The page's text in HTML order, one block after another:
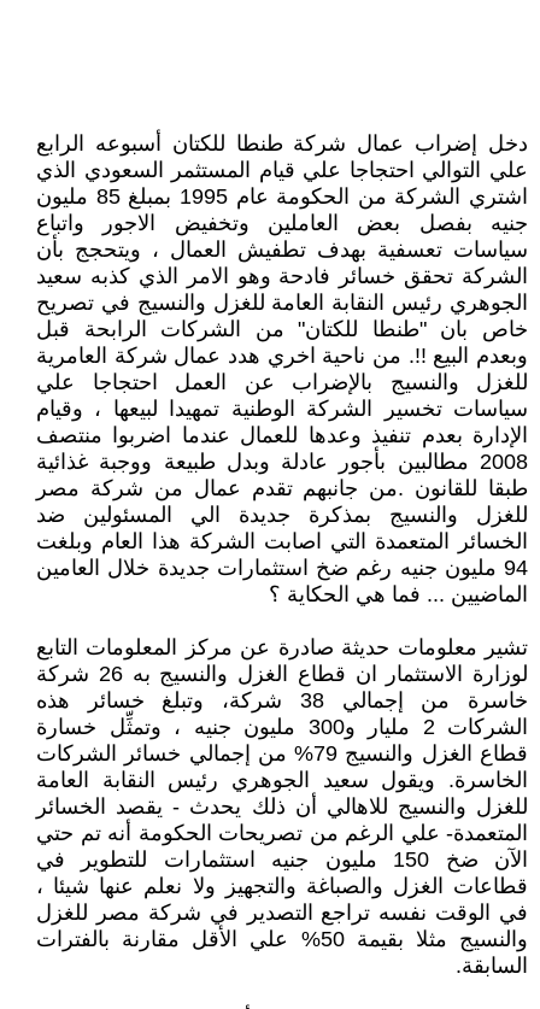
دخل إضراب عمال شركة طنطا للكتان أسبوعه الرابع
علي التوالي احتجاجا علي قيام المستثمر السعودي الذي
اشتري الشركة من الحكومة عام 1995 بمبلغ 85 مليون
جنيه بفصل بعض العاملين وتخفيض الاجور واتباع
سياسات تعسفية بهدف تطفيش العمال ، ويتحجج بأن
الشركة تحقق خسائر فادحة وهو الامر الذي كذبه سعيد
الجوهري رئيس النقابة العامة للغزل والنسيج في تصريح
خاص بان "طنطا للكتان" من الشركات الرابحة قبل
وبعدم البيع !!. من ناحية اخري هدد عمال شركة العامرية
للغزل والنسيج بالإضراب عن العمل احتجاجا علي
سياسات تخسير الشركة الوطنية تمهيدا لبيعها ، وقيام
الإدارة بعدم تنفيذ وعدها للعمال عندما اضربوا منتصف
2008 مطالبين بأجور عادلة وبدل طبيعة ووجبة غذائية
طبقا للقانون .من جانبهم تقدم عمال من شركة مصر
للغزل والنسيج بمذكرة جديدة الي المسئولين ضد
الخسائر المتعمدة التي اصابت الشركة هذا العام وبلغت
94 مليون جنيه رغم ضخ استثمارات جديدة خلال العامين
الماضيين ... فما هي الحكاية ؟
تشير معلومات حديثة صادرة عن مركز المعلومات التابع
لوزارة الاستثمار ان قطاع الغزل والنسيج به 26 شركة
خاسرة من إجمالي 38 شركة، وتبلغ خسائر هذه
الشركات 2 مليار و300 مليون جنيه ، وتمثِّل خسارة
قطاع الغزل والنسيج 79% من إجمالي خسائر الشركات
الخاسرة. ويقول سعيد الجوهري رئيس النقابة العامة
للغزل والنسيج للاهالي أن ذلك يحدث - يقصد الخسائر
المتعمدة- علي الرغم من تصريحات الحكومة أنه تم حتي
الآن ضخ 150 مليون جنيه استثمارات للتطوير في
قطاعات الغزل والصباغة والتجهيز ولا نعلم عنها شيئا ،
في الوقت نفسه تراجع التصدير في شركة مصر للغزل
والنسيج مثلا بقيمة 50% علي الأقل مقارنة بالفترات
السابقة.